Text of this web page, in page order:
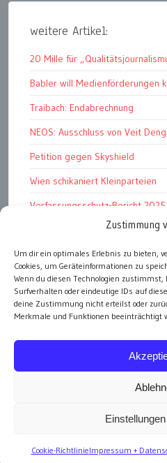
Zustimmung
Um dir ein optimales Erlebnis zu bieten,
Cookies, um Geräteinformationen zu
Wenn du diesen Technologien zustimmst,
Surfverhalten oder eindeutige IDs auf
deine Zustimmung nicht erteilst oder
Merkmale und Funktionen beeinträchtigt
Cookie-RichtlinieImpressum +
weitere Artikel:
20 Mille für
Babler will Medienförderungen
Traibach: Endabrechnung
NEOS: Ausschluss von Veit
Petition gegen Skyshield
Wien schikaniert Kleinparteien
Verfassungsschutz-Bericht 2025
Ziel: endloser Krieg
110 statt 90 Mille
Strafen für „Integrations-
alle